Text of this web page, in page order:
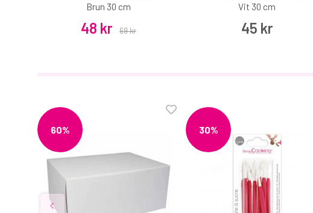
Brun 30 cm
48 kr 69 kr
Vit 30 cm
45 kr
60% 30%